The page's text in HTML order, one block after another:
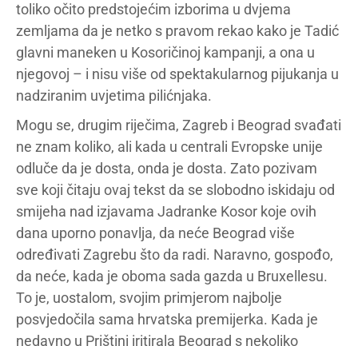
toliko očito predstojećim izborima u dvjema
zemljama da je netko s pravom rekao kako je Tadić
glavni maneken u Kosoričinoj kampanji, a ona u
njegovoj – i nisu više od spektakularnog pijukanja u
nadziranim uvjetima pilićnjaka.
Mogu se, drugim riječima, Zagreb i Beograd svađati
ne znam koliko, ali kada u centrali Evropske unije
odluče da je dosta, onda je dosta. Zato pozivam
sve koji čitaju ovaj tekst da se slobodno iskidaju od
smijeha nad izjavama Jadranke Kosor koje ovih
dana uporno ponavlja, da neće Beograd više
određivati Zagrebu što da radi. Naravno, gospođo,
da neće, kada je oboma sada gazda u Bruxellesu.
To je, uostalom, svojim primjerom najbolje
posvjedočila sama hrvatska premijerka. Kada je
nedavno u Prištini iritirala Beograd s nekoliko